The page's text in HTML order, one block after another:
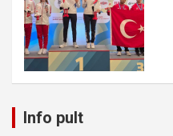
Info pult